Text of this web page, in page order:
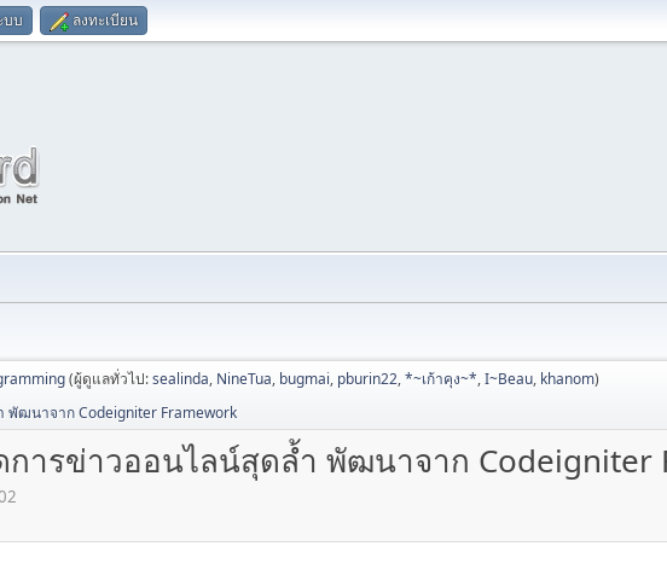
บบ ลงทะเบียน
(ผู้ดูแลทั่วไป:sealinda, NineTua, bugmai, pburin22,*~เก้าคุง~*,I~Beau, khanom)
พัฒนาจาก Codeigniter Framework
การข่าวออนไลน์สุดล้ำ พัฒนาจาก Codeigniter